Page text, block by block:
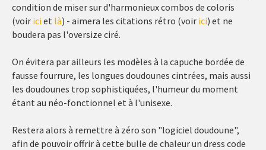
condition de miser sur d'harmonieux combos de coloris
(voir ici et là) - aimera les citations rétro (voir ici) et ne
boudera pas l'oversize ciré.
On évitera par ailleurs les modèles à la capuche bordée de
fausse fourrure, les longues doudounes cintrées, mais aussi
les doudounes trop sophistiquées, l'humeur du moment
étant au néo-fonctionnel et à l'unisexe.
Restera alors à remettre à zéro son "logiciel doudoune",
afin de pouvoir offrir à cette bulle de chaleur un dress code